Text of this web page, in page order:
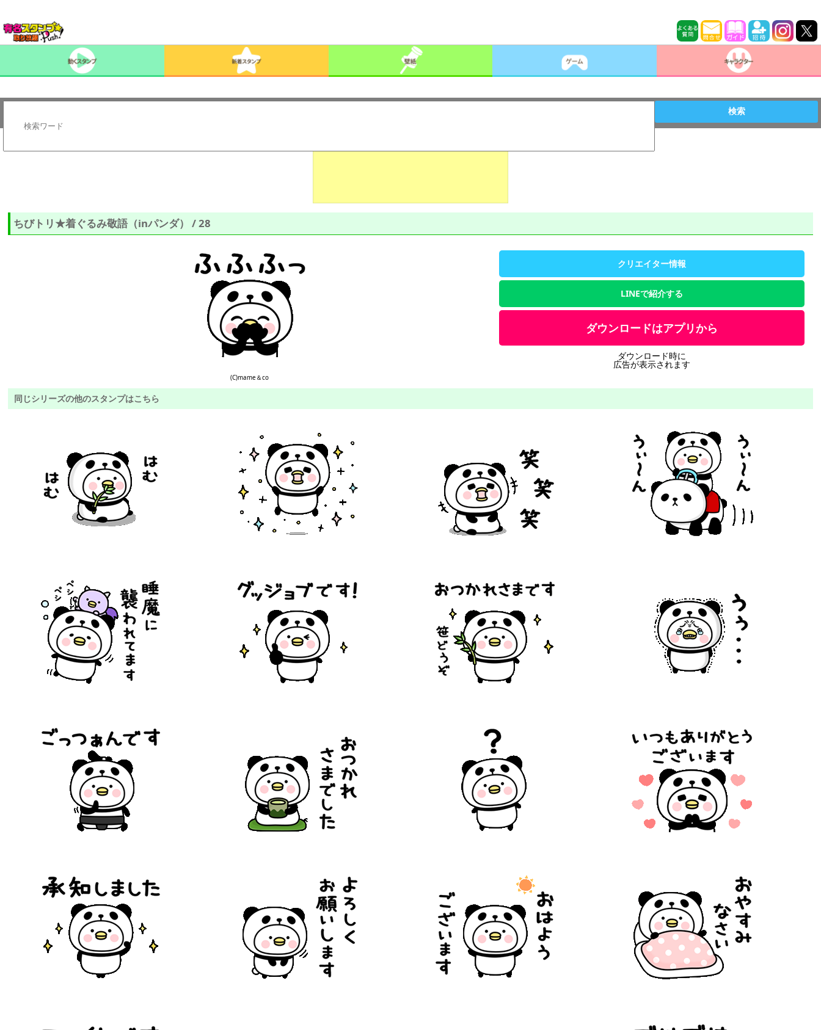
検索
ちびトリ★着ぐるみ敬語（inパンダ） / 28
(C)mame＆co
クリエイター情報
LINEで紹介する
ダウンロードはアプリから
ダウンロード時に
広告が表示されます
同じシリーズの他のスタンプはこちら